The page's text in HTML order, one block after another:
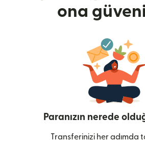
ona
Paranızın nerede
Transferinizi her adımda